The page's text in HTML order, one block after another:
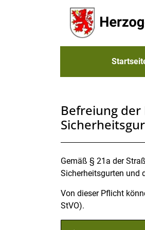
Zum Hauptinhalt springen
Befreiung
Beschreibung
Gemäß § 21a der
Sicherheitsgurten und
Von dieser Pflicht
StVO).